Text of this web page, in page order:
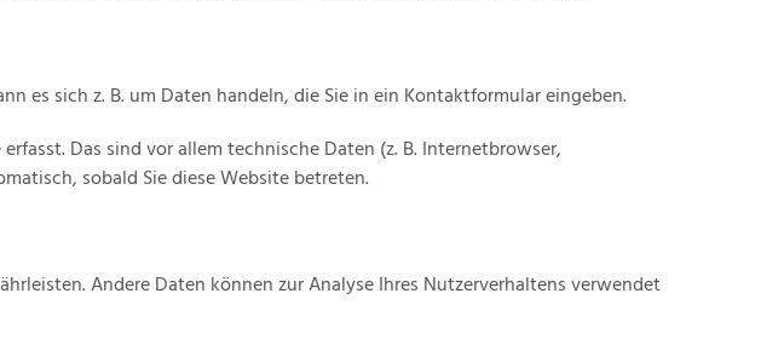
es sich z. B. um Daten handeln, die Sie in ein Kontaktformular eingeben.
Das sind vor allem technische Daten (z. B. Internetbrowser,
sobald Sie diese Website betreten.
Andere Daten können zur Analyse Ihres Nutzerverhaltens verwendet